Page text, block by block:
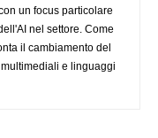
un focus particolare
nel settore. Come
il cambiamento del
e linguaggi